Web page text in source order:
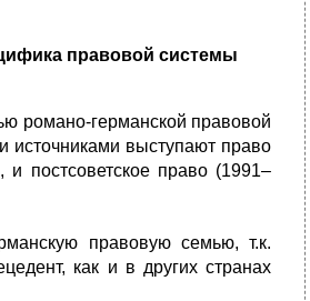
правовой системы
романо-германской правовой
выступают право
и постсоветское право (1991–
правовую семью, т.к.
как и в других странах